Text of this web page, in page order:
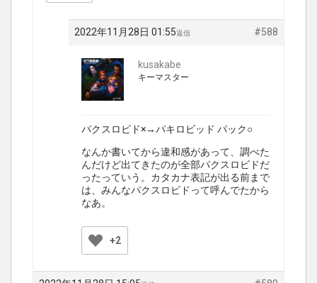
2022年11月28日 01:55 #588
返信
kusakabe
キーマスター
パクスロビド×→パキロビッド パック○
なんか書いてから違和感があって、調べた
んだけど出てきたのが全部パクスロビドだ
ったっていう。カタカナ表記が出る前まで
は、みんなパクスロビドって呼んでたから
なあ。
+2